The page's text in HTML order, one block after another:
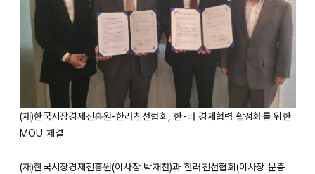
(재)한국시장경제진흥원-한러친선협회, 한-러 경제협력 활성화를 위한
MOU 체결
(재)한국시장경제진흥원(이사장 박재천)과 한러친선협회(이사장 문종